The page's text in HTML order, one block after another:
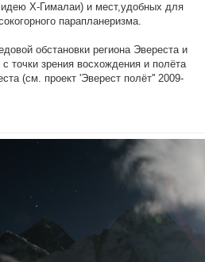
Х-Гималаи) и мест,удобных для
парапланеризма.
обстановки региона Эвереста и
точки зрения восхождения и полёта
(см. проект 'Эверест полёт'' 2009-